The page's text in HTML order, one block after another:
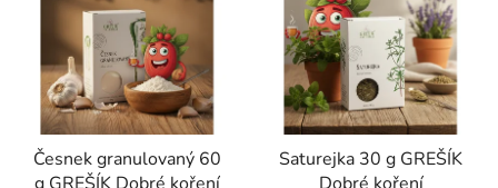
Česnek granulovaný 60
Saturejka 30 g GREŠÍK